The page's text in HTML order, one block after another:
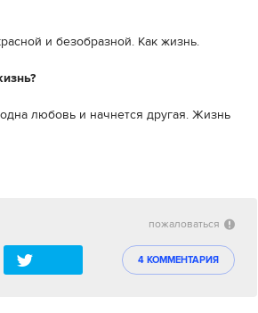
и безобразной. Как жизнь.
любовь и начнется другая. Жизнь
4 КОММЕНТАРИЯ
пожаловаться